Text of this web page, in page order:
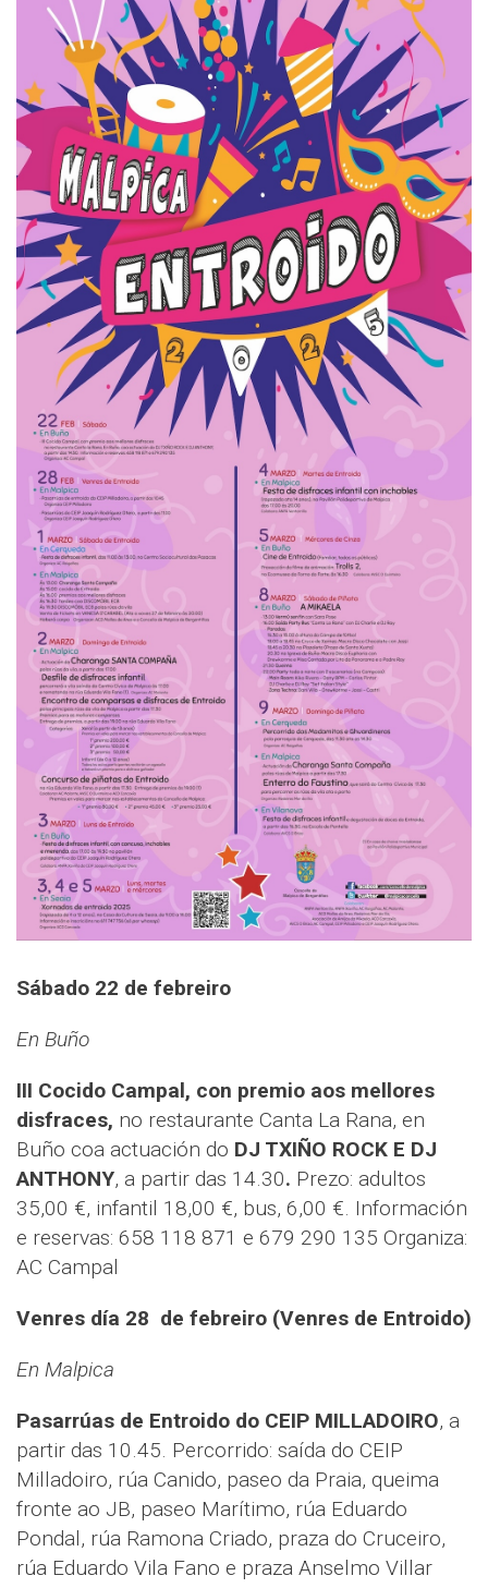
Sábado 22 de febreiro
En Buño
III Cocido Campal, con premio aos mellores
disfraces, no restaurante Canta La Rana, en
Buño coa actuación do DJ TXIÑO ROCK E DJ
ANTHONY, a partir das 14.30. Prezo: adultos
35,00 €, infantil 18,00 €, bus, 6,00 €. Información
e reservas: 658 118 871 e 679 290 135 Organiza:
AC Campal
Venres día 28 de febreiro (Venres de Entroido)
En Malpica
Pasarrúas de Entroido do CEIP MILLADOIRO, a
partir das 10.45. Percorrido: saída do CEIP
Milladoiro, rúa Canido, paseo da Praia, queima
fronte ao JB, paseo Marítimo, rúa Eduardo
Pondal, rúa Ramona Criado, praza do Cruceiro,
rúa Eduardo Vila Fano e praza Anselmo Villar